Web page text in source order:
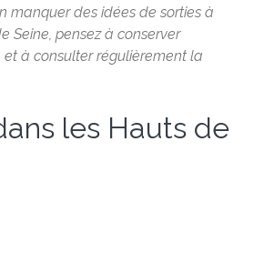
manquer des idées de sorties à
Seine, pensez à conserver
à consulter régulièrement la
les Hauts de